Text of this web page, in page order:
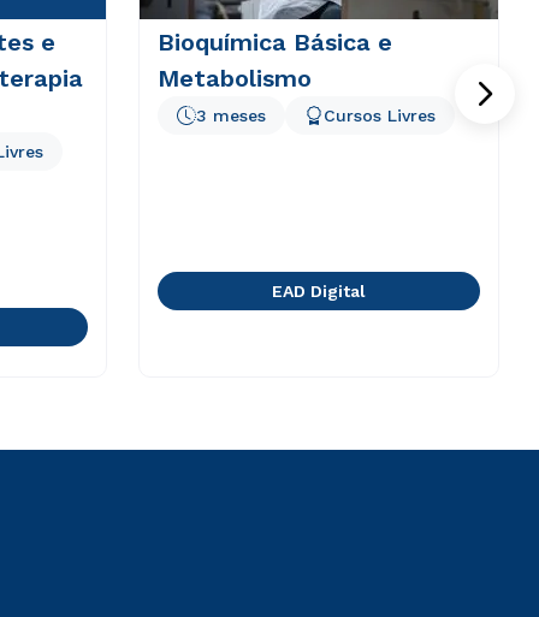
e
Bioquímica Básica e
Metabolismo
3 meses Cursos Livres
EAD Digital